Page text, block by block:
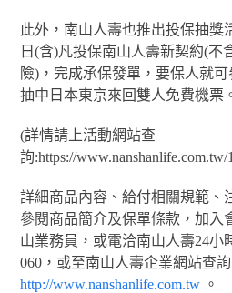
此外，南山人壽也推出投保抽獎
日(含)凡投保南山人壽新契約(不
險)，完成承保發單，要保人就
抽中日本東京來回雙人免費機票
(詳情請上活動網站查
詢:https://www.nanshanlife.com.tw/
詳細商品內容、給付相關規範、
參閱商品簡介及保單條款，加入
山業務員，或電洽南山人壽24小
060，或至南山人壽企業網站查詢
http://www.nanshanlife.com.tw 。